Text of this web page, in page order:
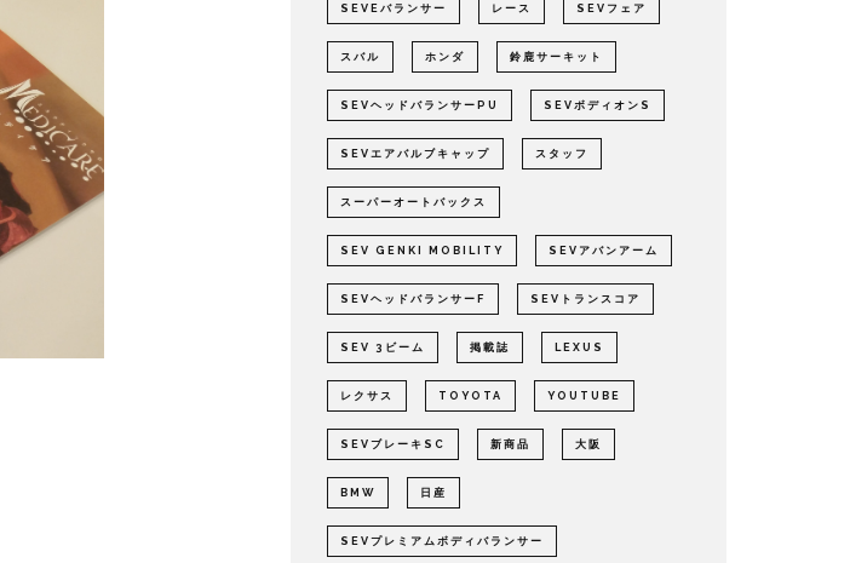
SEVEバランサー レース SEVフェア
スバル ホンダ 鈴鹿サーキット
SEVヘッドバランサーPU SEVボディオンS
SEVエアバルブキャップ スタッフ
スーパーオートバックス
SEV GENKI MOBILITY SEVアバンアーム
SEVヘッドバランサーF SEVトランスコア
SEV 3ビーム 掲載誌 LEXUS
レクサス TOYOTA YOUTUBE
SEVブレーキSC 新商品 大阪
BMW 日産
SEVプレミアムボディバランサー